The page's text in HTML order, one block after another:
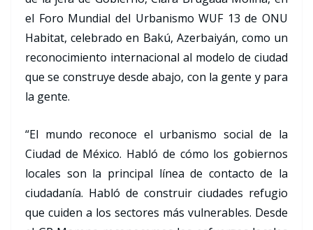
el Foro Mundial del Urbanismo WUF 13 de ONU
Habitat, celebrado en Bakú, Azerbaiyán, como un
reconocimiento internacional al modelo de ciudad
que se construye desde abajo, con la gente y para
la gente.
“El mundo reconoce el urbanismo social de la
Ciudad de México. Habló de cómo los gobiernos
locales son la principal línea de contacto de la
ciudadanía. Habló de construir ciudades refugio
que cuiden a los sectores más vulnerables. Desde